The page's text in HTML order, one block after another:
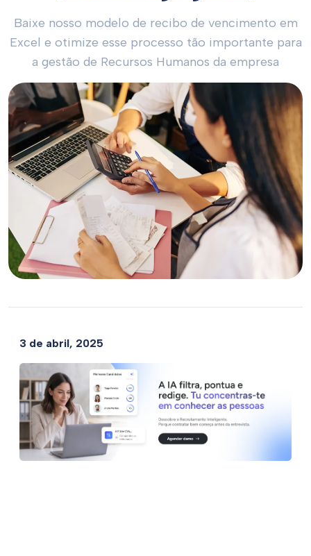
Baixe nosso modelo de recibo de vencimento em
Excel e otimize esse processo tão importante para
a gestão de Recursos Humanos da empresa
3 de abril, 2025